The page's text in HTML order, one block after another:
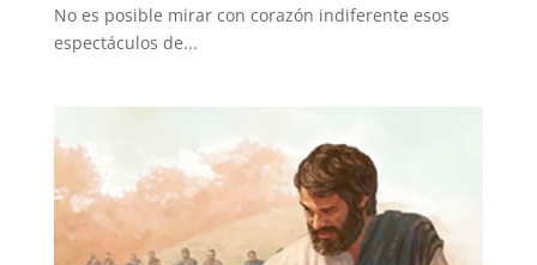
No es posible mirar con corazón indiferente esos
espectáculos de...